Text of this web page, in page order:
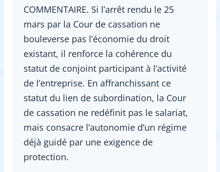
COMMENTAIRE. Si l’arrêt rendu le 25
mars par la Cour de cassation ne
bouleverse pas l’économie du droit
existant, il renforce la cohérence du
statut de conjoint participant à l’activité
de l’entreprise. En affranchissant ce
statut du lien de subordination, la Cour
de cassation ne redéfinit pas le salariat,
mais consacre l’autonomie d’un régime
déjà guidé par une exigence de
protection.